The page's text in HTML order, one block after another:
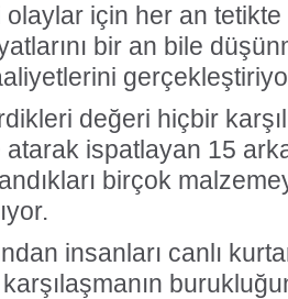
için her an tetikte
bir an bile
değeri hiçbir
atarak ispatlayan 15
birçok
insanları canlı